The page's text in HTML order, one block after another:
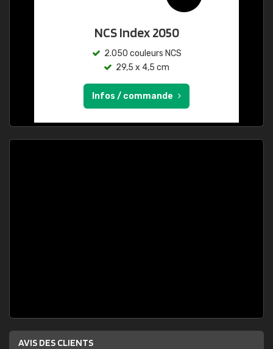
NCS Index 2050
2.050 couleurs NCS
29,5 x 4,5 cm
Infos / commande
AVIS DES CLIENTS